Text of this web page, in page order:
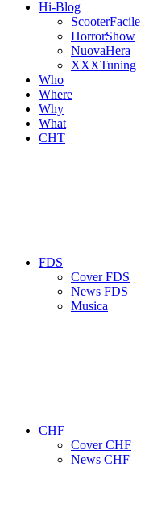
Hi-Blog
ScooterFacile
HorrorShow
NuovaHera
XXXTuning
Who
Where
Why
What
CHT
FDS
Cover FDS
News FDS
Musica
CHF
Cover CHF
News CHF